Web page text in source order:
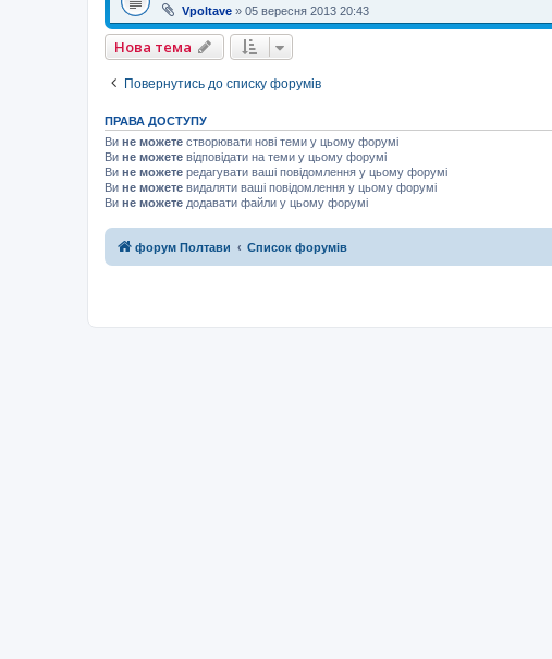
Vpoltave » 05 вересня 2013 20:43
Нова тема
Повернутись до списку форумів
ПРАВА ДОСТУПУ
Ви не можете створювати нові теми у цьому форумі
Ви не можете відповідати на теми у цьому форумі
Ви не можете редагувати ваші повідомлення у цьому форумі
Ви не можете видаляти ваші повідомлення у цьому форумі
Ви не можете додавати файли у цьому форумі
форум Полтави Список форумів